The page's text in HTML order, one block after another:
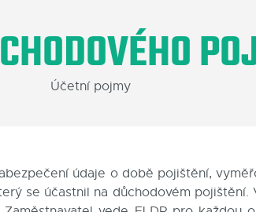
Účetní pojmy
údaje o době pojištění,
se účastnil na důchodovém